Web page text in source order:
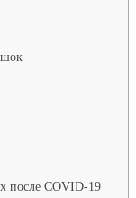
после COVID-19